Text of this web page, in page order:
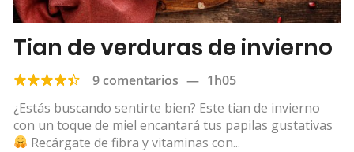
Tian de verduras de invierno
9 comentarios — 1h05
¿Estás buscando sentirte bien? Este tian de invierno
con un toque de miel encantará tus papilas gustativas
Recárgate de fibra y vitaminas con...